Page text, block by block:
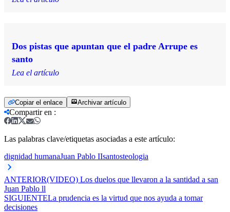
Dos pistas que apuntan que el padre Arrupe es
santo
Lea el artículo
Copiar el enlace Archivar artículo
Compartir en :
Las palabras clave/etiquetas asociadas a este artículo:
dignidad humanaJuan Pablo IIsantosteologia
ANTERIOR(VIDEO) Los duelos que llevaron a la santidad a san
Juan Pablo ll
SIGUIENTELa prudencia es la virtud que nos ayuda a tomar
decisiones